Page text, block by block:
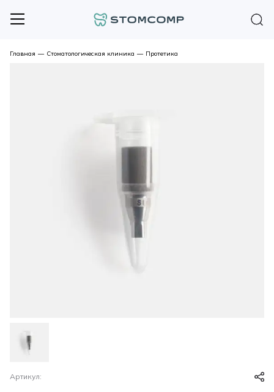
Главная — Стоматологическая клиника — Протетика
Артикул: